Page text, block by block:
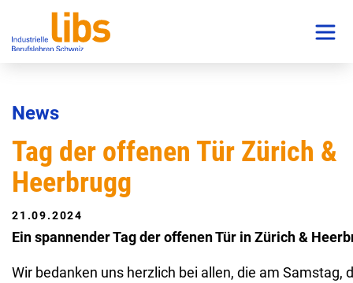
News
Tag der offenen Tür Zürich &
Heerbrugg
21.09.2024
Ein spannender Tag der offenen Tür in Zürich &
Wir bedanken uns herzlich bei allen, die am Samstag,